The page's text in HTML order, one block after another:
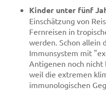
Kinder unter fünf
Einschätzung von
Fernreisen in
werden. Schon allein
Immunsystem mit
Antigenen noch
weil die extremen
immunologischen